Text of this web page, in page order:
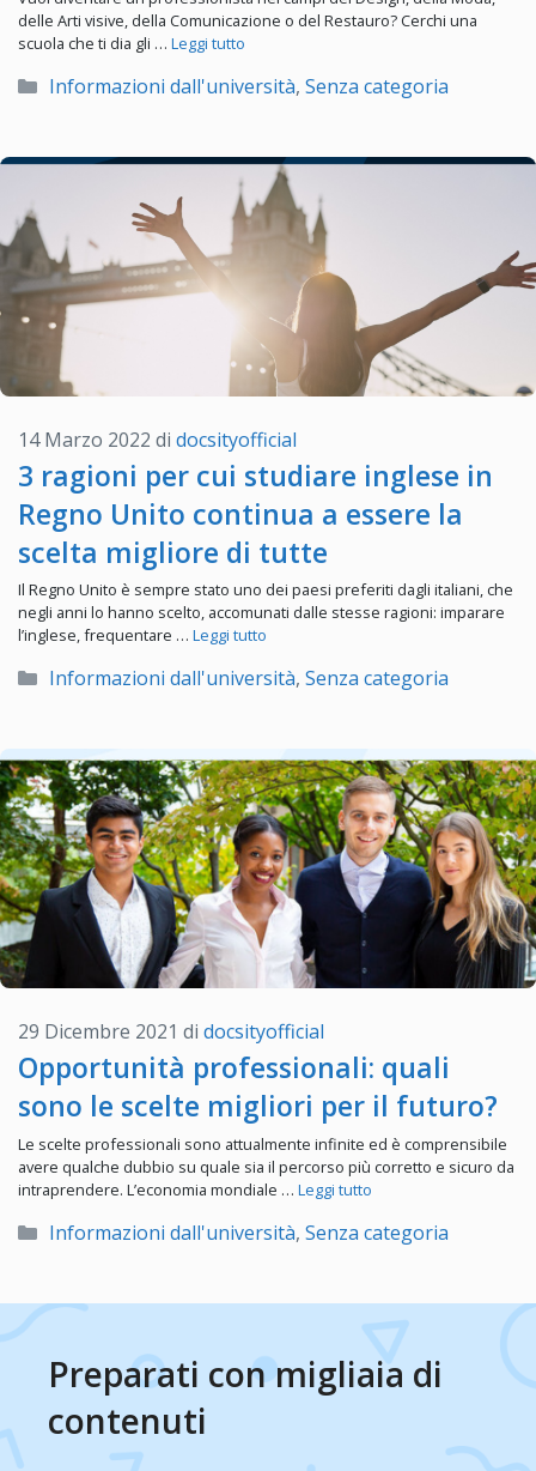
delle Arti visive, della Comunicazione o del Restauro? Cerchi una
scuola che ti dia gli … Leggi tutto
Categorie
Informazioni dall'università, Senza categoria
3 ragioni per cui studiare inglese in
Regno Unito continua a essere la
scelta migliore di tutte
14 Marzo 2022 di docsityofficial
Il Regno Unito è sempre stato uno dei paesi preferiti dagli italiani, che
negli anni lo hanno scelto, accomunati dalle stesse ragioni: imparare
l’inglese, frequentare … Leggi tutto
Categorie
Informazioni dall'università, Senza categoria
Opportunità professionali: quali
sono le scelte migliori per il futuro?
29 Dicembre 2021 di docsityofficial
Le scelte professionali sono attualmente infinite ed è comprensibile
avere qualche dubbio su quale sia il percorso più corretto e sicuro da
intraprendere. L’economia mondiale … Leggi tutto
Categorie
Informazioni dall'università, Senza categoria
Preparati con migliaia di
contenuti